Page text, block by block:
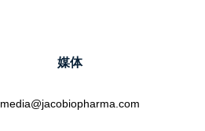
媒体
media@jacobiopharma.com